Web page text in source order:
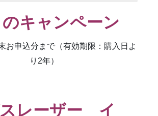
一般診療
健康 化粧品
商品
リング
ピーリング
水光注射
注射・点滴
猫 癌
載
食べ物 ＹＡＧレーザー
のキャンペーン
お申込分まで（有効期限：購入日よ
り2年）
レーザー イ